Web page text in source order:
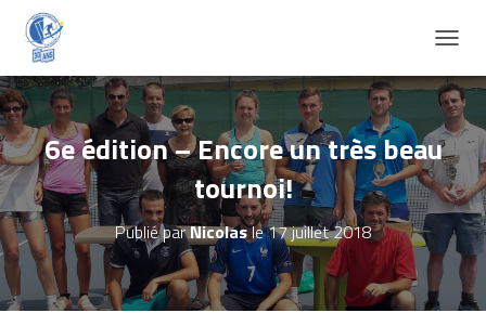
É
P
L
I
E
R
L
A
N
6e édition – Encore un très beau
tournoi!
Publié parNicolasle17 juillet 2018